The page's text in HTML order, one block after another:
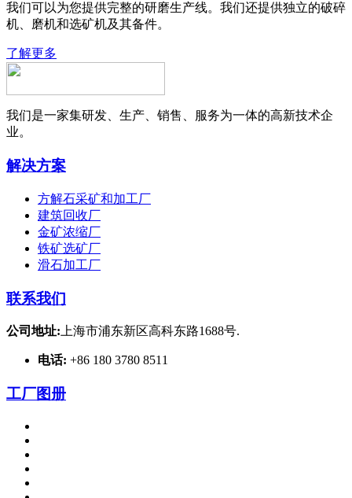
我们可以为您提供完整的研磨生产线。我们还提供独立的破碎
机、磨机和选矿机及其备件。
了解更多
我们是一家集研发、生产、销售、服务为一体的高新技术企
业。
解决方案
方解石采矿和加工厂
建筑回收厂
金矿浓缩厂
铁矿选矿厂
滑石加工厂
联系我们
公司地址: 上海市浦东新区高科东路1688号.
电话: +86 180 3780 8511
工厂图册